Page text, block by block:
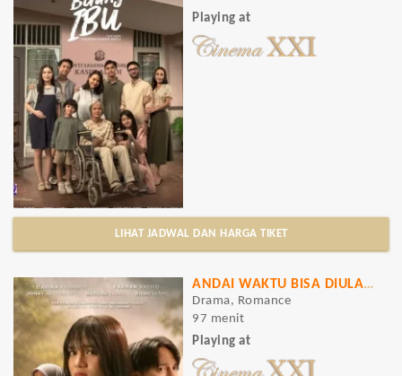
Playing at
LIHAT JADWAL DAN HARGA TIKET
ANDAI WAKTU BISA DIULANG KEMBALI
Drama, Romance
97 menit
Playing at